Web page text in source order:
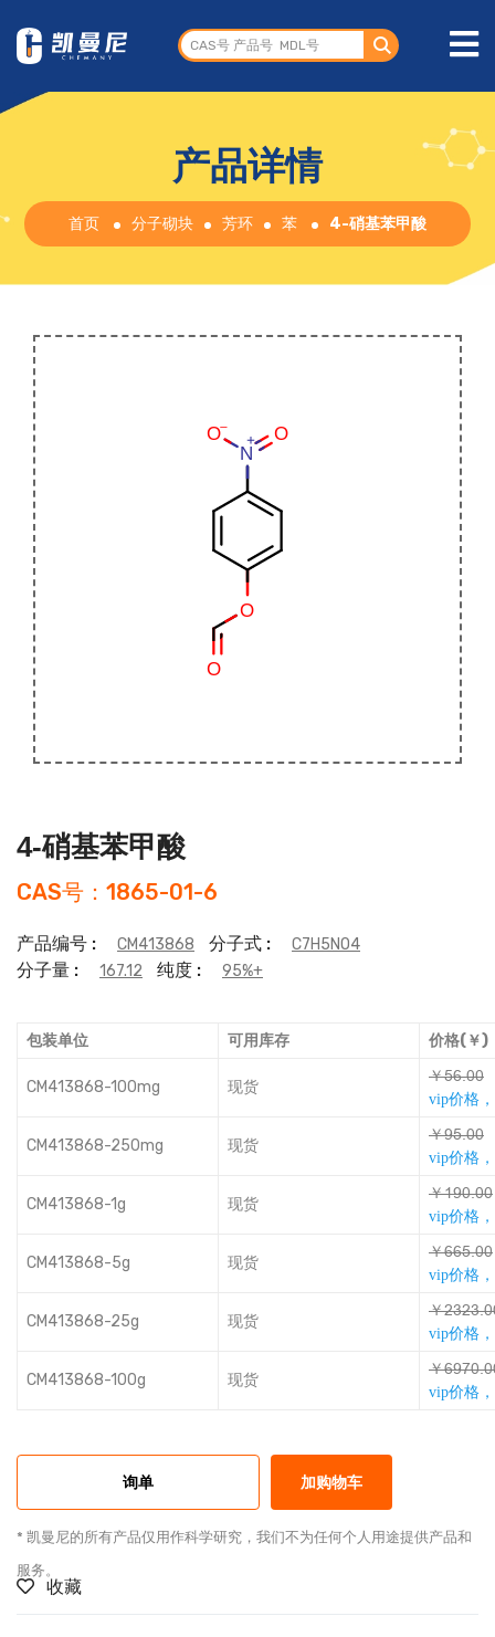
产品详情
首页 分子砌块 芳环 苯 4-硝基苯甲酸
4-硝基苯甲酸
CAS号：1865-01-6
产品编号 : CM413868 分子式 : C7H5NO4
分子量 : 167.12 纯度 : 95%+
包装单位 可用库存 价格(￥)
CM413868-100mg 现货
￥ĲȃŮƈƈ
vip价格
CM413868-250mg 现货
￥ŹĲŮƈƈ
vip价格
CM413868-1g 现货
￥ǙŹƈŮƈƈ
vip价格
CM413868-5g 现货
￥ȃȃĲŮƈƈ
vip价格
CM413868-25g 现货
￥
vip价格
CM413868-100g 现货
￥
vip价格
询单 加购物车
* 凯曼尼的所有产品仅用作科学研究，我们不为任何个人用途提供产品和
服务。
收藏